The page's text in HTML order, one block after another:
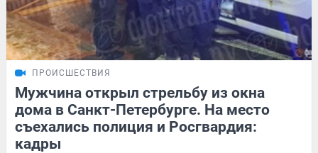
ПРОИСШЕСТВИЯ
Мужчина открыл стрельбу из окна
дома в Санкт-Петербурге. На место
съехались полиция и Росгвардия:
кадры